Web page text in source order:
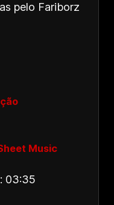
pelo Fariborz
Music
03:35